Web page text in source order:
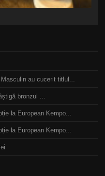
au cucerit titlul...
bronzul ...
la European Kempo...
la European Kempo...